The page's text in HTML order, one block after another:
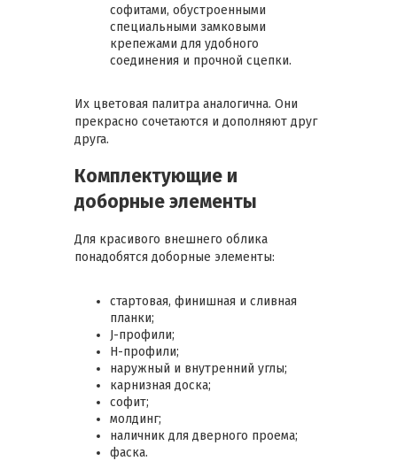
софитами, обустроенными
специальными замковыми
крепежами для удобного
соединения и прочной сцепки.
Их цветовая палитра аналогична. Они
прекрасно сочетаются и дополняют друг
друга.
Комплектующие и
доборные элементы
Для красивого внешнего облика
понадобятся доборные элементы:
стартовая, финишная и сливная
планки;
J-профили;
Н-профили;
наружный и внутренний углы;
карнизная доска;
софит;
молдинг;
наличник для дверного проема;
фаска.